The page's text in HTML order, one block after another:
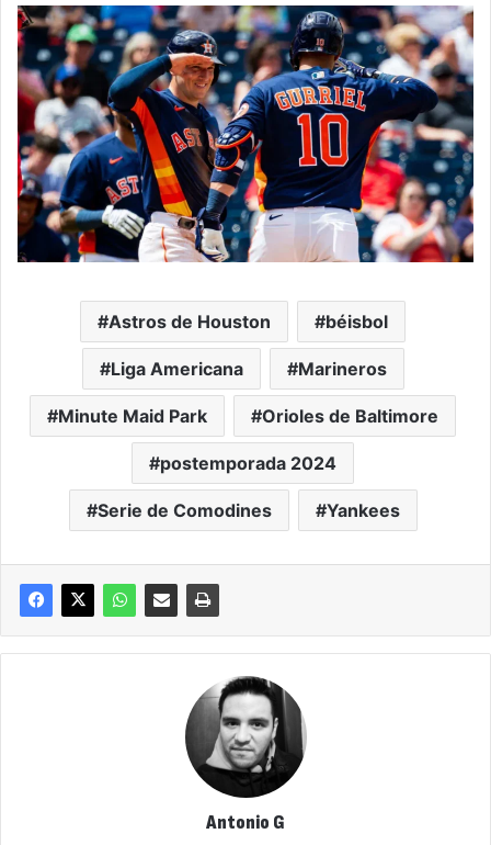
Astros de Houston béisbol
Liga Americana Marineros
Minute Maid Park Orioles de Baltimore
postemporada 2024
Serie de Comodines Yankees
Antonio G